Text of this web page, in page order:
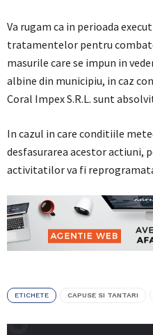
Va rugam ca in perioada
tratamentelor pentru
masurile care se impun in
albine din municipiu, in caz
Coral Impex S.R.L. sunt
In cazul in care conditiile
desfasurarea acestor actiuni,
activitatilor va fi
ETICHETE CAPUSE SI TANTARI